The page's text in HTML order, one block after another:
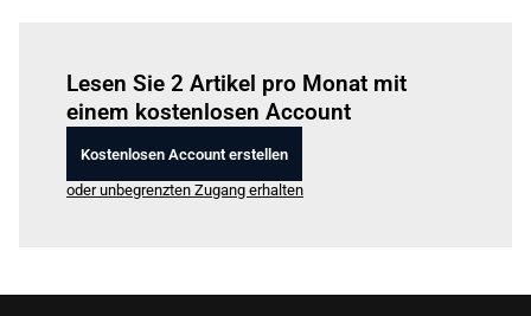
Lesen Sie 2 Artikel pro Monat mit
einem kostenlosen Account
Kostenlosen Account erstellen
oder unbegrenzten Zugang erhalten